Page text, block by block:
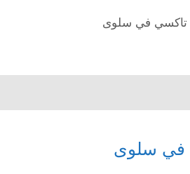
تاكسي في سلوى
في سلوى